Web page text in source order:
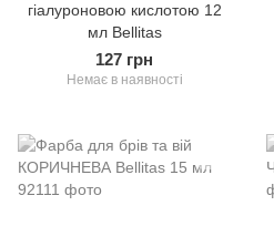
гіалуроновою кислотою 12
мл Bellitas
127 грн
Немає в наявності